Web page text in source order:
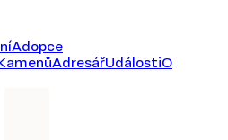
Adopce
AdresářUdálostiO